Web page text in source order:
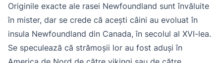
Originile exacte ale rasei Newfoundland sunt învăluite
în mister, dar se crede că acești câini au evoluat în
insula Newfoundland din Canada, în secolul al XVI-lea.
Se speculează că strămoșii lor au fost aduși în